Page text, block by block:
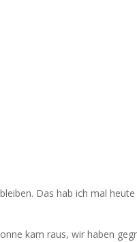
Das hab ich mal
kam raus, wir haben